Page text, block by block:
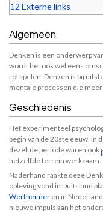
12 Externe links
Algemeen
Denken is een onderwerp
wordt het ook wel eens
rol spelen. Denken is bij
mentale processen die
Geschiedenis
Het experimenteel
begin van de 20ste eeuw, in
dezelfde periode waren ook
hetzelfde terrein werkzaam
Naderhand raakte deze
opleving vond in Duitsland
Wertheimer en in Nederland
nieuwe impuls aan het